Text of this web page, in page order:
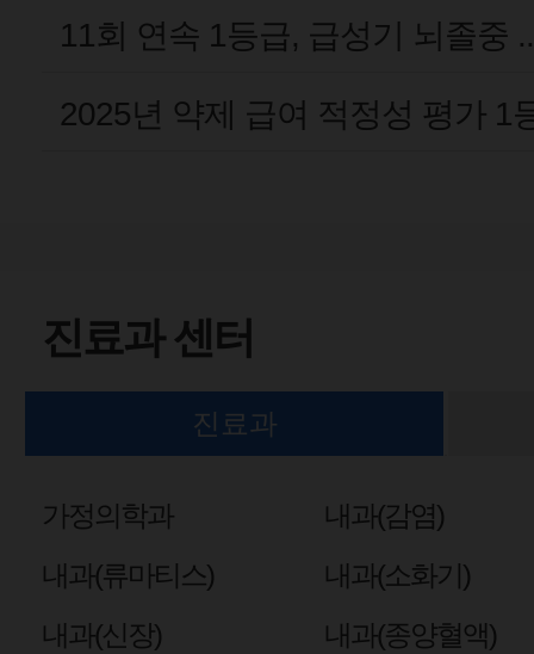
11회 연속 1등급, 급성기 뇌졸중 ..
2025년 약제 급여 적정성 평가 1
진료과 센터
진료과
가정의학과
내과(감염)
내과(류마티스)
내과(소화기)
내과(신장)
내과(종양혈액)